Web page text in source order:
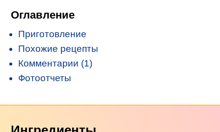
Оглавление
Приготовление
Похожие рецепты
Комментарии (1)
Фотоотчеты